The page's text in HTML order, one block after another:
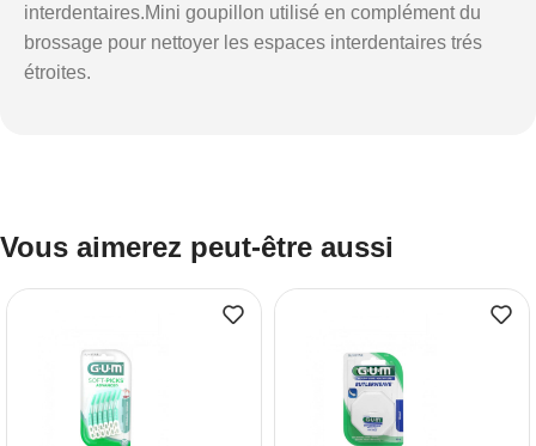
interdentaires.Mini goupillon utilisé en complément du
brossage pour nettoyer les espaces interdentaires trés
étroites.
Vous aimerez peut-être aussi